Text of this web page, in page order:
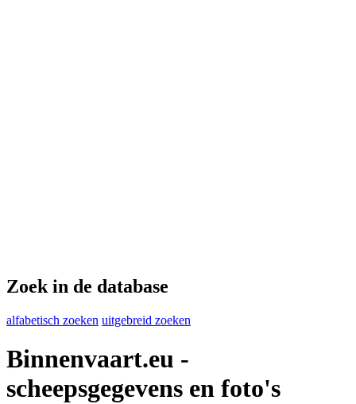
Zoek in de database
alfabetisch zoeken uitgebreid zoeken
Binnenvaart.eu -
scheepsgegevens en foto's